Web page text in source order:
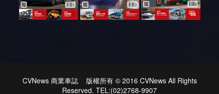
CVNews 商業車誌 版權所有 © 2016 CVNews All Rights
Reserved. TEL:(02)2768-9907